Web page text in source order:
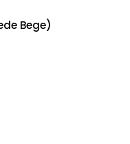
Bege)